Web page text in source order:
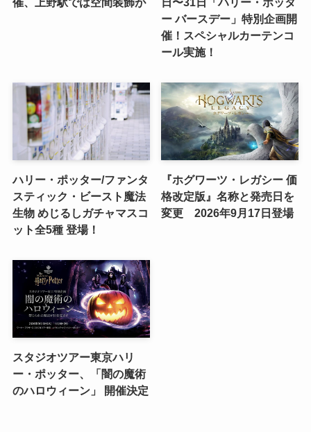
ー バースデー」特別企画開
催！スペシャルカーテンコ
ール実施！
ハリー・ポッター/ファンタ
スティック・ビースト魔法
生物 めじるしガチャマスコ
ット全5種 登場！
『ホグワーツ・レガシー 価
格改定版』名称と発売日を
変更 2026年9月17日登場
スタジオツアー東京ハリ
ー・ポッター、「闇の魔術
のハロウィーン」 開催決定